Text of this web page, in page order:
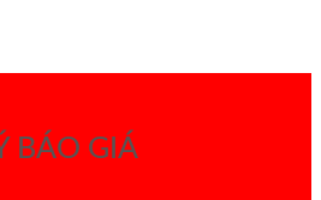
BÁO GIÁ